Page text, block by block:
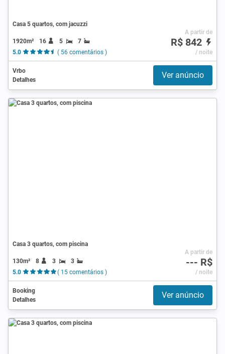
Casa 5 quartos, com jacuzzi
1920m² 16 5
7
5.0
( 56 comentários )
A partir de
R$ 842
/ noite
Vrbo
Detalhes
Ver anúncio
Casa 3 quartos, com piscina
130m² 8 3
3
5.0
( 15 comentários )
A partir de
--- R$
/ noite
Booking
Detalhes
Ver anúncio